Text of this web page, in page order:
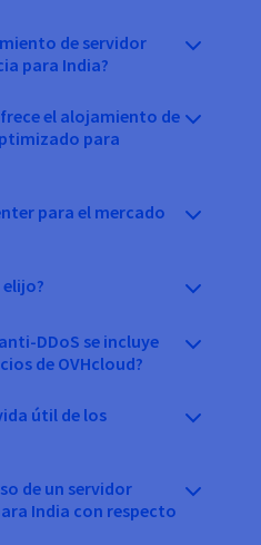
de servidor
para India?
el alojamiento de
para
para el mercado
DDoS se incluye
de OVHcloud?
útil de los
de un servidor
India con respecto